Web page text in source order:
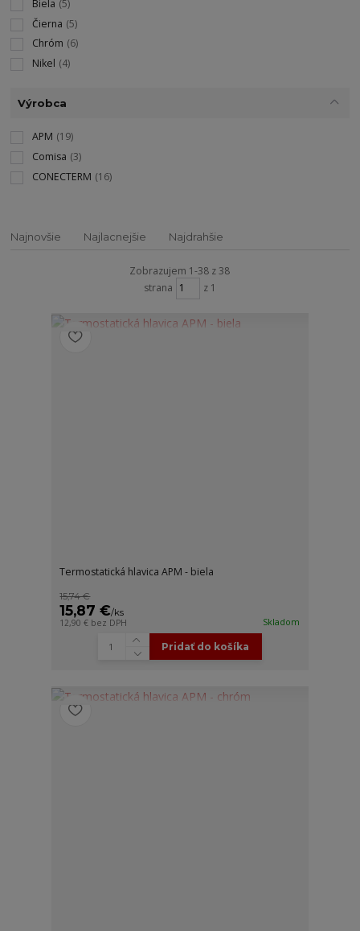
Biela (5)
Čierna (5)
Chróm (6)
Nikel (4)
Výrobca
APM (19)
Comisa (3)
CONECTERM (16)
Najnovšie Najlacnejšie Najdrahšie
Zobrazujem 1-38 z 38
strana
z 1
Termostatická hlavica APM - biela
15,74 €
15,87 €/ks
12,90 € bez DPH Skladom
Pridať do košíka